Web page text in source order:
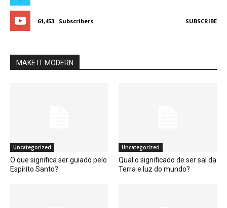
61,453 Subscribers SUBSCRIBE
MAKE IT MODERN
Uncategorized
O que significa ser guiado pelo
Espírito Santo?
Uncategorized
Qual o significado de ser sal da
Terra e luz do mundo?